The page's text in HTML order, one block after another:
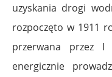
uzyskania drogi
rozpoczęto w 1911
przerwana przez
energicznie